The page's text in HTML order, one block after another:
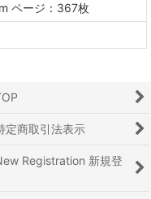
ページ：367枚
定商取引法表示
Registration 新規登